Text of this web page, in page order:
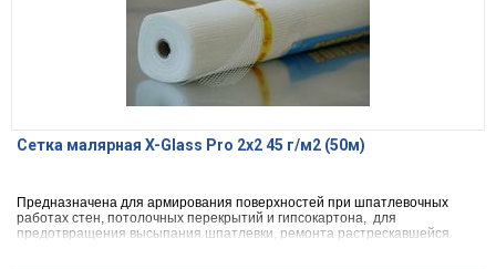
Сетка малярная X-Glass Pro 2х2 45 г/м2 (50м)
Предназначена для армирования поверхностей при шпатлевочных
работах стен, потолочных перекрытий и гипсокартона, для
предотвращения высыпания шпатлевки, ремонта растрескавшейся